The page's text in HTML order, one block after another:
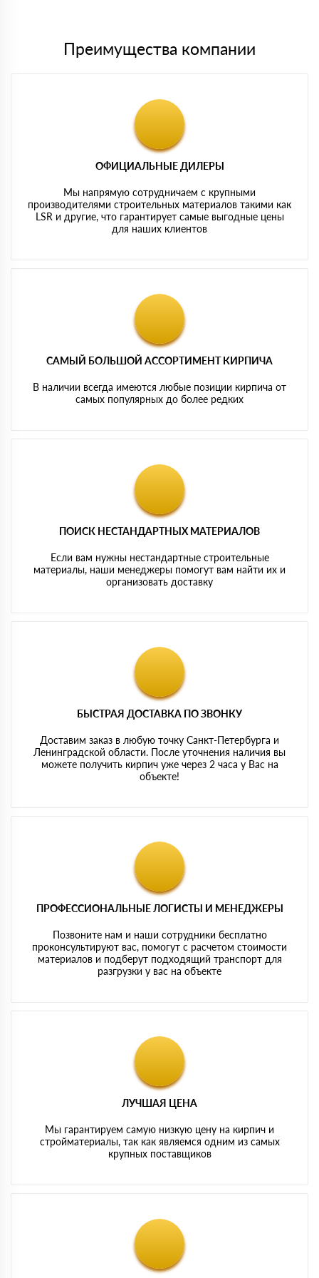
Преимущества компании
ОФИЦИАЛЬНЫЕ ДИЛЕРЫ
Мы напрямую сотрудничаем с крупными
производителями строительных материалов такими как
LSR и другие, что гарантирует самые выгодные цены
для наших клиентов
САМЫЙ БОЛЬШОЙ АССОРТИМЕНТ КИРПИЧА
В наличии всегда имеются любые позиции кирпича от
самых популярных до более редких
ПОИСК НЕСТАНДАРТНЫХ МАТЕРИАЛОВ
Если вам нужны нестандартные строительные
материалы, наши менеджеры помогут вам найти их и
организовать доставку
БЫСТРАЯ ДОСТАВКА ПО ЗВОНКУ
Доставим заказ в любую точку Санкт-Петербурга и
Ленинградской области. После уточнения наличия вы
можете получить кирпич уже через 2 часа у Вас на
объекте!
ПРОФЕССИОНАЛЬНЫЕ ЛОГИСТЫ И МЕНЕДЖЕРЫ
Позвоните нам и наши сотрудники бесплатно
проконсультируют вас, помогут с расчетом стоимости
материалов и подберут подходящий транспорт для
разгрузки у вас на объекте
ЛУЧШАЯ ЦЕНА
Мы гарантируем самую низкую цену на кирпич и
стройматериалы, так как являемся одним из самых
крупных поставщиков